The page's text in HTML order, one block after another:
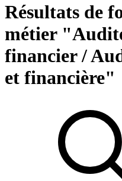
Résultats de
métier
financier /
et financière"